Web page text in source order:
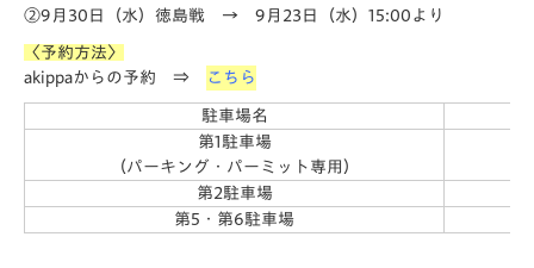
②9月30日（水）徳島戦 → 9月23日（水）15:00より
〈予約方法〉
akippaからの予約 ⇒
こちら
駐車場名
第1駐車場
（パーキング・パーミット専用）
第2駐車場
第5・第6駐車場